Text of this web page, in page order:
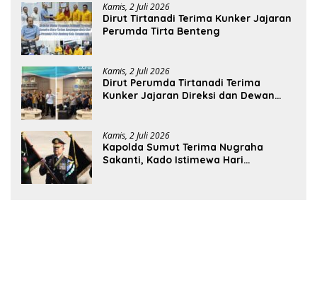
Kamis, 2 Juli 2026
Dirut Tirtanadi Terima Kunker Jajaran
Perumda Tirta Benteng
Kamis, 2 Juli 2026
Dirut Perumda Tirtanadi Terima
Kunker Jajaran Direksi dan Dewan
Kamis, 2 Juli 2026
Kapolda Sumut Terima Nugraha
Sakanti, Kado Istimewa Hari